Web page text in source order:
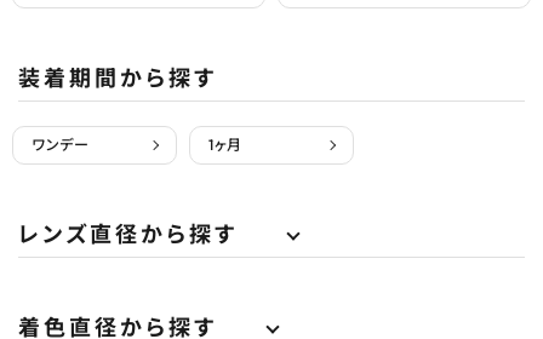
装着期間から探す
ワンデー 1ヶ月
レンズ直径から探す
着色直径から探す